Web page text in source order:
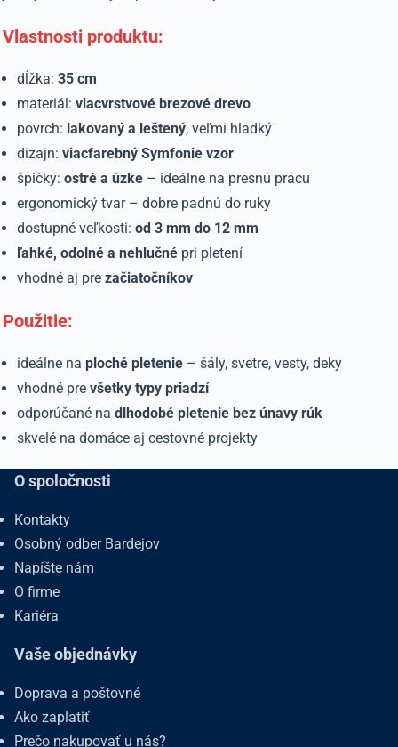
Vlastnosti produktu:
dĺžka:35 cm
materiál:viacvrstvové brezové drevo
povrch: lakovaný a leštený, veľmi hladký
dizajn:viacfarebný Symfonie vzor
špičky:ostré a úzke – ideálne na presnú prácu
ergonomický tvar – dobre padnú do ruky
dostupné veľkosti:od 3 mm do 12 mm
ľahké, odolné a nehlučné pri pletení
vhodné aj prezačiatočníkov
Použitie:
ideálne naploché pletenie – šály, svetre, vesty, deky
vhodné prevšetky typy priadzí
odporúčané nadlhodobé pletenie bez únavy rúk
skvelé na domáce aj cestovné projekty
O spoločnosti
Kontakty
Osobný odber Bardejov
Napíšte nám
O firme
Kariéra
Vaše objednávky
Doprava a poštovné
Ako zaplatiť
Prečo nakupovať u nás?